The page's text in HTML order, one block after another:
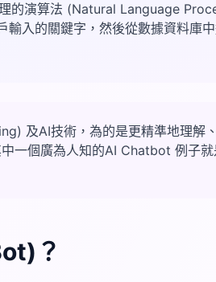
的演算法 (Natural Language
入的關鍵字，然後從數據資料庫
及AI技術，為的是更精準地理解
一個廣為人知的AI Chatbot 例子
？